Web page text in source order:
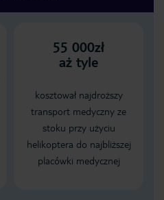
55 000zł
aż tyle
kosztował najdroższy
transport medyczny ze
stoku przy użyciu
helikoptera do najbliższej
placówki medycznej